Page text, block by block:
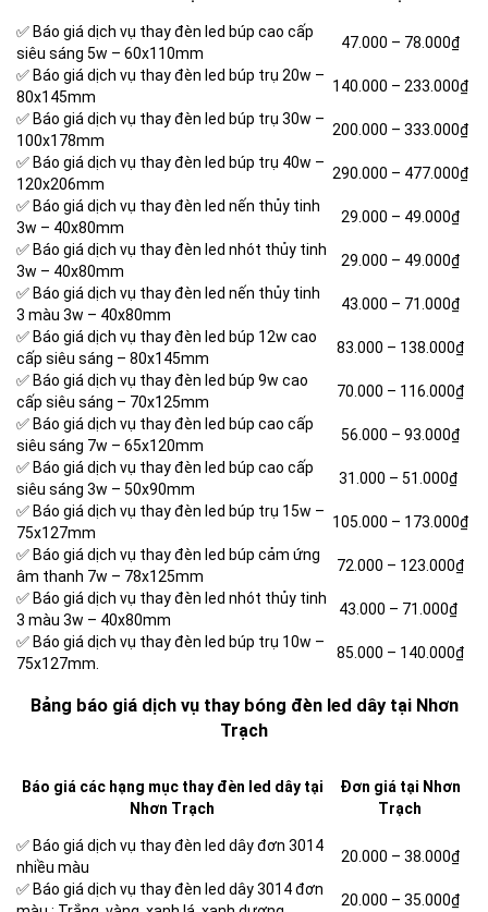
✅ Báo giá dịch vụ thay đèn led búp cao cấp
siêu sáng 5w – 60x110mm
47.000 – 78.000₫
✅ Báo giá dịch vụ thay đèn led búp trụ 20w –
80x145mm
140.000 – 233.000₫
✅ Báo giá dịch vụ thay đèn led búp trụ 30w –
100x178mm
200.000 – 333.000₫
✅ Báo giá dịch vụ thay đèn led búp trụ 40w –
120x206mm
290.000 – 477.000₫
✅ Báo giá dịch vụ thay đèn led nến thủy tinh
3w – 40x80mm
29.000 – 49.000₫
✅ Báo giá dịch vụ thay đèn led nhót thủy tinh
3w – 40x80mm
29.000 – 49.000₫
✅ Báo giá dịch vụ thay đèn led nến thủy tinh
3 màu 3w – 40x80mm
43.000 – 71.000₫
✅ Báo giá dịch vụ thay đèn led búp 12w cao
cấp siêu sáng – 80x145mm
83.000 – 138.000₫
✅ Báo giá dịch vụ thay đèn led búp 9w cao
cấp siêu sáng – 70x125mm
70.000 – 116.000₫
✅ Báo giá dịch vụ thay đèn led búp cao cấp
siêu sáng 7w – 65x120mm
56.000 – 93.000₫
✅ Báo giá dịch vụ thay đèn led búp cao cấp
siêu sáng 3w – 50x90mm
31.000 – 51.000₫
✅ Báo giá dịch vụ thay đèn led búp trụ 15w –
75x127mm
105.000 – 173.000₫
✅ Báo giá dịch vụ thay đèn led búp cảm ứng
âm thanh 7w – 78x125mm
72.000 – 123.000₫
✅ Báo giá dịch vụ thay đèn led nhót thủy tinh
3 màu 3w – 40x80mm
43.000 – 71.000₫
✅ Báo giá dịch vụ thay đèn led búp trụ 10w –
75x127mm.
85.000 – 140.000₫
Bảng báo giá dịch vụ thay bóng đèn led dây tại Nhơn
Trạch
Báo giá các hạng mục thay đèn led dây tại
Nhơn Trạch
Đơn giá tại Nhơn
Trạch
✅ Báo giá dịch vụ thay đèn led dây đơn 3014
nhiều màu
20.000 – 38.000₫
✅ Báo giá dịch vụ thay đèn led dây 3014 đơn
20.000 – 35.000₫